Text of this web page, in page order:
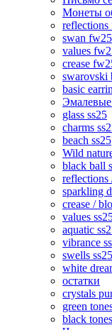
Монеты
swan fw25
values
crease
swarovski
basic
glass ss25
charms
beach ss25
Wild
black ball
reflections
sparkling
crease /
values
aquatic
vibrance
swells ss25
white
остатки
crystals
green
black